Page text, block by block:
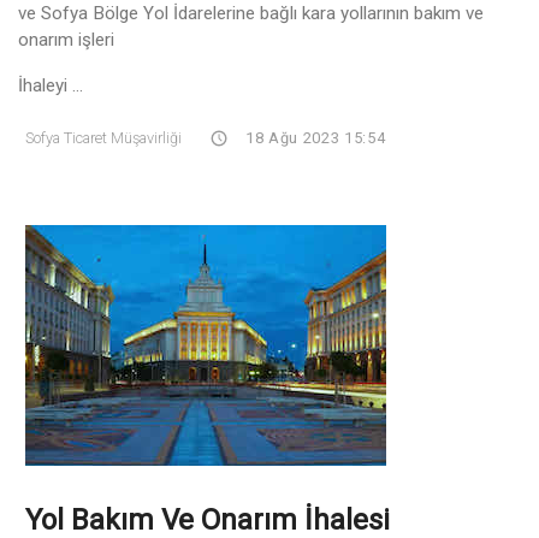
ve Sofya Bölge Yol İdarelerine bağlı kara yollarının bakım ve
onarım işleri
İhaleyi ...
Sofya Ticaret Müşavirliği 18 Ağu 2023 15:54
Yol Bakım Ve Onarım İhalesi